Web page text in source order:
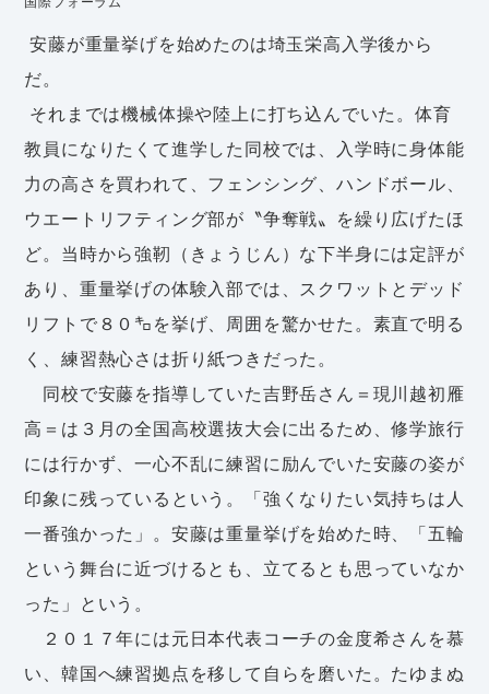
安藤が重量挙げを始めたのは埼玉栄高入学後から
だ。
それまでは機械体操や陸上に打ち込んでいた。体育
教員になりたくて進学した同校では、入学時に身体能
力の高さを買われて、フェンシング、ハンドボール、
ウエートリフティング部が〝争奪戦〟を繰り広げたほ
ど。当時から強靭（きょうじん）な下半身には定評が
あり、重量挙げの体験入部では、スクワットとデッド
リフトで８０㌔を挙げ、周囲を驚かせた。素直で明る
く、練習熱心さは折り紙つきだった。
同校で安藤を指導していた吉野岳さん＝現川越初雁
高＝は３月の全国高校選抜大会に出るため、修学旅行
には行かず、一心不乱に練習に励んでいた安藤の姿が
印象に残っているという。「強くなりたい気持ちは人
一番強かった」。安藤は重量挙げを始めた時、「五輪
という舞台に近づけるとも、立てるとも思っていなか
った」という。
２０１７年には元日本代表コーチの金度希さんを慕
い、韓国へ練習拠点を移して自らを磨いた。たゆまぬ